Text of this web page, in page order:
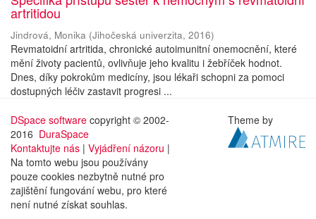
artritidou
Jindrová, Monika (Jihočeská univerzita, 2016)
Revmatoidní artritida, chronické autoimunitní onemocnění, které
mění životy pacientů, ovlivňuje jeho kvalitu i žebříček hodnot.
Dnes, díky pokrokům medicíny, jsou lékaři schopni za pomoci
dostupných léčiv zastavit progresi ...
DSpace software copyright © 2002-
2016 DuraSpace
Kontaktujte nás | Vyjádření názoru |
Na tomto webu jsou používány
pouze cookies nezbytně nutné pro
zajištění fungování webu, pro které
není nutné získat souhlas.
Theme by